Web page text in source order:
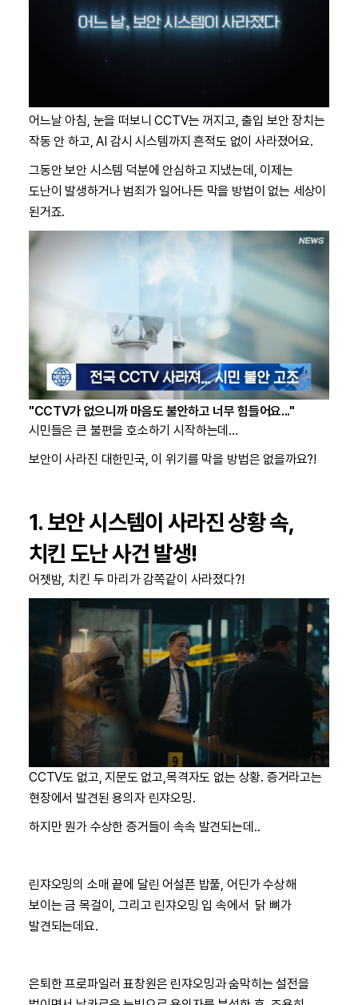
어느날 아침, 눈을 떠보니 CCTV는 꺼지고, 출입 보안 장치는
작동 안 하고, AI 감시 시스템까지 흔적도 없이 사라졌어요.
그동안 보안 시스템 덕분에 안심하고 지냈는데, 이제는
도난이 발생하거나 범죄가 일어나든 막을 방법이 없는 세상이
된거죠.
"CCTV가 없으니까 마음도 불안하고 너무 힘들어요..."
시민들은 큰 불편을 호소하기 시작하는데…
보안이 사라진 대한민국, 이 위기를 막을 방법은 없을까요?!
1. 보안 시스템이 사라진 상황 속,
치킨 도난 사건 발생!
어젯밤, 치킨 두 마리가 감쪽같이 사라졌다?!
CCTV도 없고, 지문도 없고,목격자도 없는 상황. 증거라고는
현장에서 발견된 용의자 린쟈오밍.
하지만 뭔가 수상한 증거들이 속속 발견되는데..
린쟈오밍의 소매 끝에 달린 어설픈 밥풀, 어딘가 수상해
보이는 금 목걸이, 그리고 린쟈오밍 입 속에서 닭 뼈가
발견되는데요.
은퇴한 프로파일러 표창원은 린쟈오밍과 숨막히는 설전을